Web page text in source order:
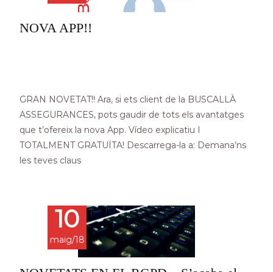
NOVA APP!!
GRAN NOVETAT!! Ara, si ets client de la BUSCALLÀ
ASSEGURANCES, pots gaudir de tots els avantatges
que t’ofereix la nova App. Vídeo explicatiu I
TOTALMENT GRATUÏTA! Descarrega-la a: Demana’ns
les teves claus
10
maig/18